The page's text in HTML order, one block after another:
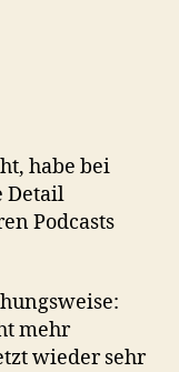
habe bei
Detail
Podcasts
mehr
wieder sehr